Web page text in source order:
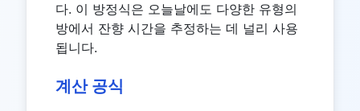
다. 이 방정식은 오늘날에도 다양한 유형의
방에서 잔향 시간을 추정하는 데 널리 사용
됩니다.
계산 공식